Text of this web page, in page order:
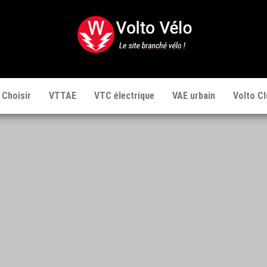
Vélo
Choisir VTTAE VTC électrique VAE urbain Volto